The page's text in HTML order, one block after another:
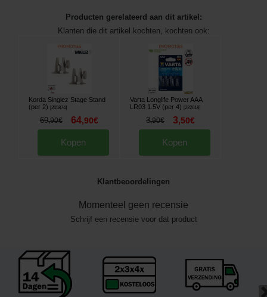
Producten gerelateerd aan dit artikel:
Klanten die dit artikel kochten, kochten ook:
Korda Singlez Stage Stand
(per 2)
[205874]
69,90€ 64,90€
Kopen
Varta Longlife Power AAA
LR03 1.5V (per 4)
[222018]
3,90€ 3,50€
Kopen
Klantbeoordelingen
Momenteel geen recensie
Schrijf een recensie voor dat product